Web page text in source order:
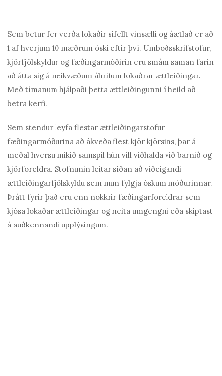
Sem betur fer verða lokaðir sífellt vinsælli og áætlað er að
1 af hverjum 10 mæðrum óski eftir því. Umboðsskrifstofur,
kjörfjölskyldur og fæðingarmóðirin eru smám saman farin
að átta sig á neikvæðum áhrifum lokaðrar ættleiðingar.
Með tímanum hjálpaði þetta ættleiðingunni í heild að
betra kerfi.
Sem stendur leyfa flestar ættleiðingarstofur
fæðingarmóðurina að ákveða flest kjör kjörsins, þar á
meðal hversu mikið samspil hún vill viðhalda við barnið og
kjörforeldra. Stofnunin leitar síðan að viðeigandi
ættleiðingarfjölskyldu sem mun fylgja óskum móðurinnar.
Þrátt fyrir það eru enn nokkrir fæðingarforeldrar sem
kjósa lokaðar ættleiðingar og neita umgengni eða skiptast
á auðkennandi upplýsingum.